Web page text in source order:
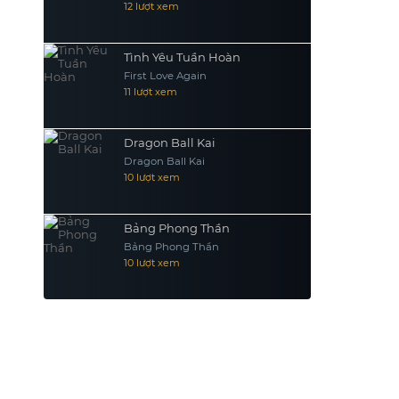
12 lượt xem
Tình Yêu Tuần Hoàn
First Love Again
11 lượt xem
Dragon Ball Kai
Dragon Ball Kai
10 lượt xem
Bảng Phong Thần
Bảng Phong Thần
10 lượt xem